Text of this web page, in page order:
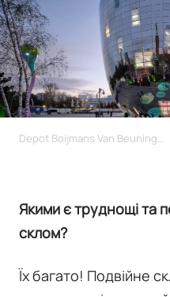
Depot Boijmans Van Beuningen у Роттердамі
Якими є труднощі та
склом?
Їх багато! Подвійне